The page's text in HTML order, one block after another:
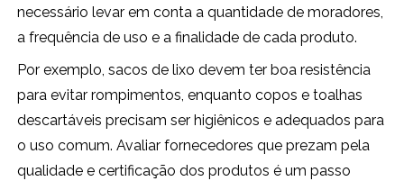
necessário levar em conta a quantidade de moradores,
a frequência de uso e a finalidade de cada produto.
Por exemplo, sacos de lixo devem ter boa resistência
para evitar rompimentos, enquanto copos e toalhas
descartáveis precisam ser higiênicos e adequados para
o uso comum. Avaliar fornecedores que prezam pela
qualidade e certificação dos produtos é um passo